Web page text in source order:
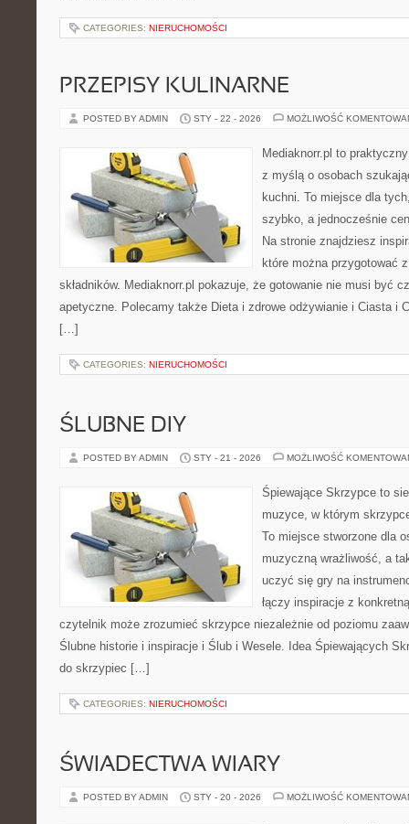
CATEGORIES: NIERUCHOMOŚCI
PRZEPISY KULINARNE
POSTED BY ADMIN STY - 22 - 2026 MOŻLIWOŚĆ
Mediaknorr.pl to
z myślą o osobach
kuchni. To miejsce dla
szybko, a jednocześnie
Na stronie znajdziesz
które można przygotować
składników. Mediaknorr.pl pokazuje, że gotowanie nie musi być
apetyczne. Polecamy także Dieta i zdrowe odżywianie i Ciasta i
[…]
CATEGORIES: NIERUCHOMOŚCI
ŚLUBNE DIY
POSTED BY ADMIN STY - 21 - 2026 MOŻLIWOŚĆ
Śpiewające Skrzypce to
muzyce, w którym
To miejsce stworzone dla
muzyczną wrażliwość, a
uczyć się gry na
łączy inspiracje z
czytelnik może zrozumieć skrzypce niezależnie od poziomu
Ślubne historie i inspiracje i Ślub i Wesele. Idea Śpiewających
do skrzypiec […]
CATEGORIES: NIERUCHOMOŚCI
ŚWIADECTWA WIARY
POSTED BY ADMIN STY - 20 - 2026 MOŻLIWOŚĆ